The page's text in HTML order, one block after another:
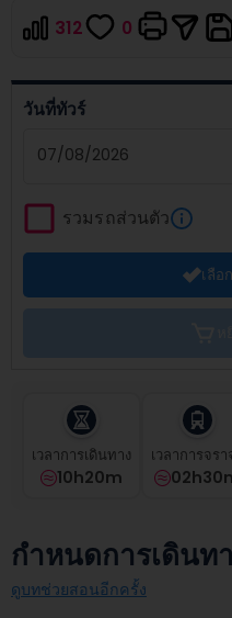
312 0
วันที่ทัวร์
forward
to
interact
the
the
question
to
get
the
รวมรถส่วนตัว
เลือ
เวลาการเดินทาง
10h20m
เวลาการจรา
กำหนดการเดินท
ดูบทช่วยสอนอีกครั้ง